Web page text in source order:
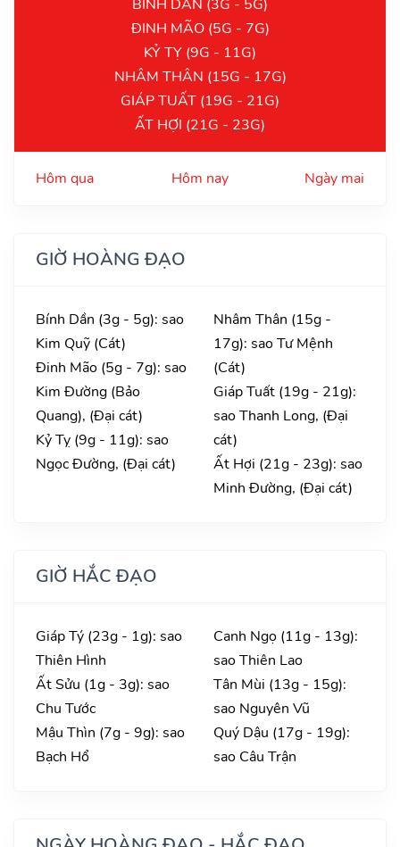
BÍNH DẦN (3G - 5G)
ĐINH MÃO (5G - 7G)
KỶ TỴ (9G - 11G)
NHÂM THÂN (15G - 17G)
GIÁP TUẤT (19G - 21G)
ẤT HỢI (21G - 23G)
Hôm qua Hôm nay Ngày mai
GIỜ HOÀNG ĐẠO
Bính Dần (3g - 5g): sao
Kim Quỹ (Cát)
Đinh Mão (5g - 7g): sao
Kim Đường (Bảo
Quang), (Đại cát)
Kỷ Tỵ (9g - 11g): sao
Ngọc Đường, (Đại cát)
Nhâm Thân (15g -
17g): sao Tư Mệnh
(Cát)
Giáp Tuất (19g - 21g):
sao Thanh Long, (Đại
cát)
Ất Hợi (21g - 23g): sao
Minh Đường, (Đại cát)
GIỜ HẮC ĐẠO
Giáp Tý (23g - 1g): sao
Thiên Hình
Ất Sửu (1g - 3g): sao
Chu Tước
Mậu Thìn (7g - 9g): sao
Bạch Hổ
Canh Ngọ (11g - 13g):
sao Thiên Lao
Tân Mùi (13g - 15g):
sao Nguyên Vũ
Quý Dậu (17g - 19g):
sao Câu Trận